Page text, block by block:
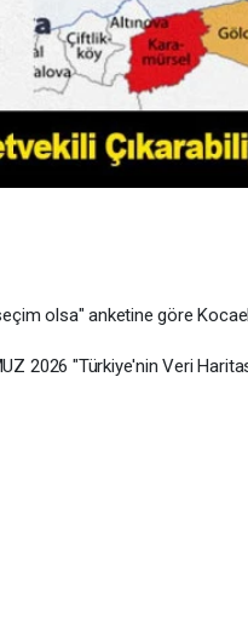
olsa" anketine göre
2026 "Türkiye'nin Veri